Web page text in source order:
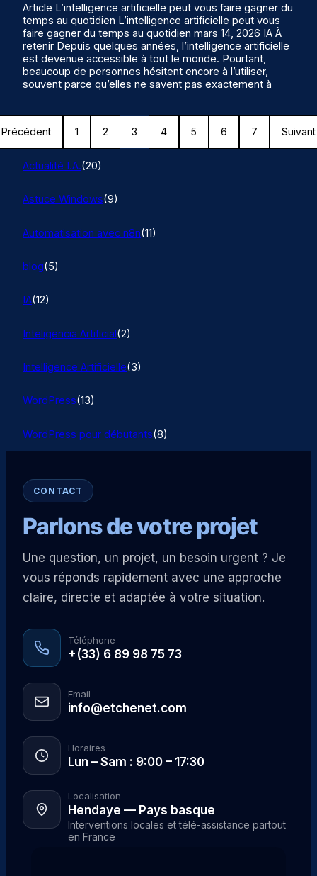
Article L’intelligence artificielle peut vous faire gagner du
temps au quotidien L’intelligence artificielle peut vous
faire gagner du temps au quotidien mars 14, 2026 IA À
retenir Depuis quelques années, l’intelligence artificielle
est devenue accessible à tout le monde. Pourtant,
beaucoup de personnes hésitent encore à l’utiliser,
souvent parce qu’elles ne savent pas exactement à
Précédent 1 2 3 4 5 6 7 Suivant
Actualité I.A.(20)
Astuce Windows(9)
Automatisation avec n8n(11)
blog(5)
IA(12)
Inteligencia Artificial(2)
Intelligence Artificielle(3)
WordPress(13)
WordPress pour débutants(8)
CONTACT
Parlons de votre projet
Une question, un projet, un besoin urgent ? Je
vous réponds rapidement avec une approche
claire, directe et adaptée à votre situation.
Téléphone
+(33) 6 89 98 75 73
Email
info@etchenet.com
Horaires
Lun – Sam : 9:00 – 17:30
Localisation
Hendaye — Pays basque
Interventions locales et télé-assistance partout
en France